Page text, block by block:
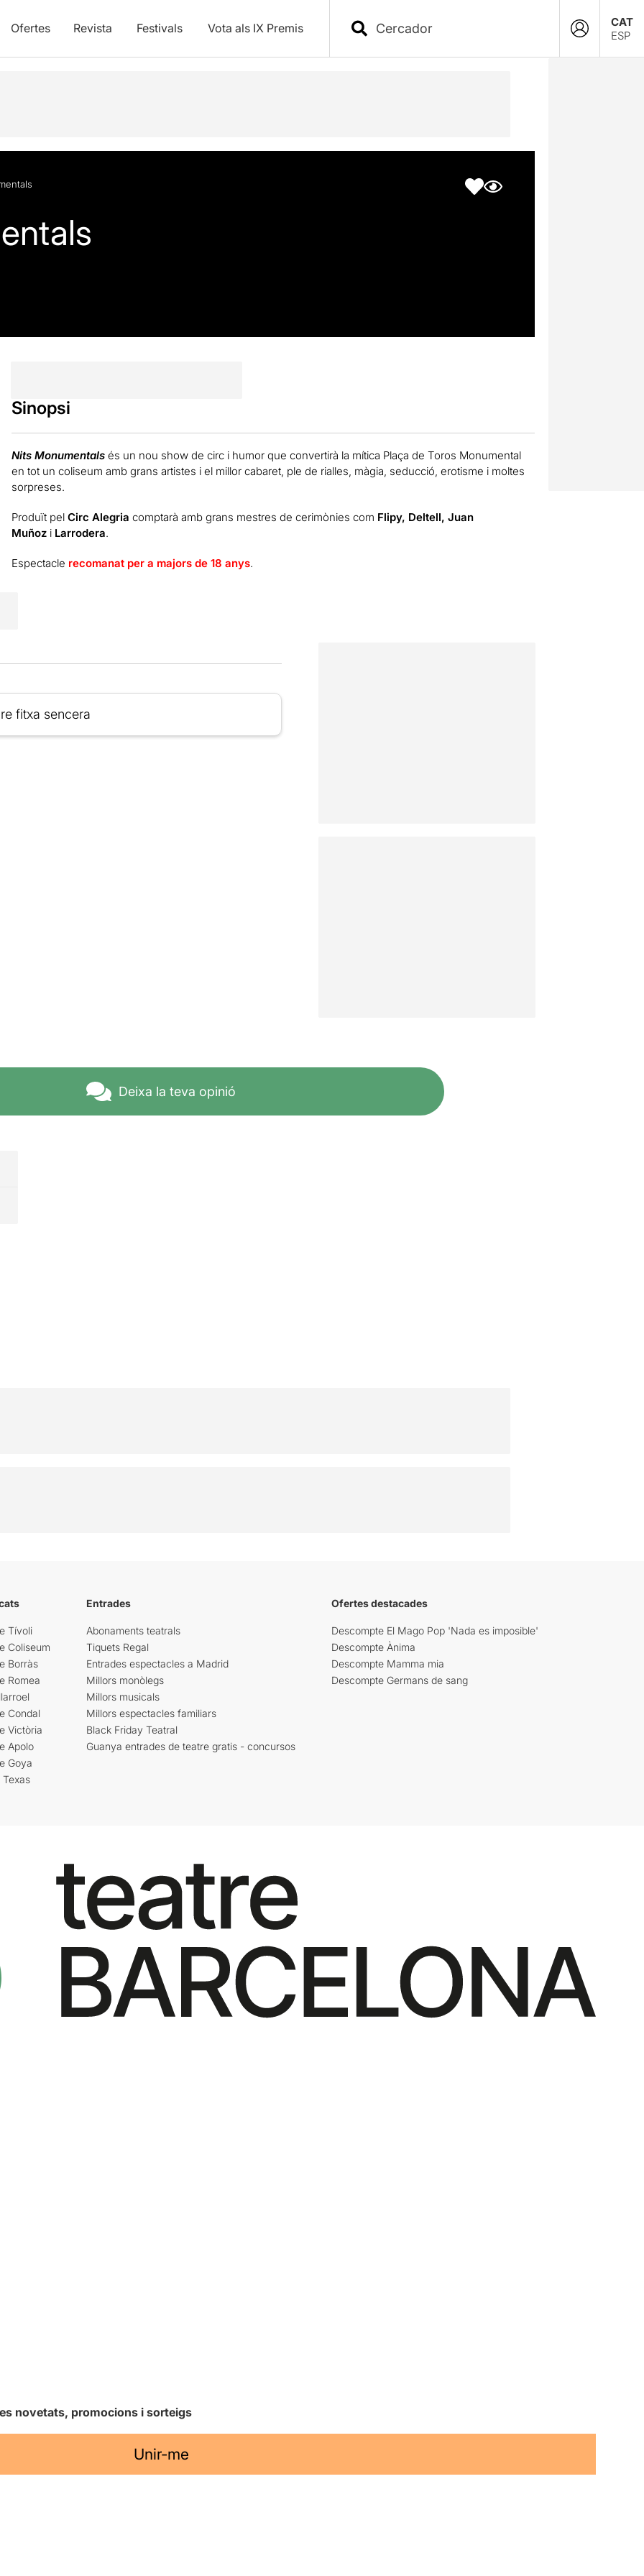
Ofertes Revista Festivals Vota als IX Premis
CAT
ESP
Sinopsi
Nits Monumentals és un nou show de circ i humor que convertirà la mítica Plaça de Toros Monumental
en tot un coliseum amb grans artistes i el millor cabaret, ple de rialles, màgia, seducció, erotisme i moltes
sorpreses.
Produït pel Circ Alegria comptarà amb grans mestres de cerimònies com Flipy, Deltell, Juan
Muñozi Larrodera.
Espectacle recomanat per a majors de 18 anys.
fitxa sencera
Deixa la teva opinió
Tívoli
Coliseum
Borràs
Romea
Condal
Victòria
Apolo
Goya
Texas
Entrades
Abonaments teatrals
Tiquets Regal
Entrades espectacles a Madrid
Millors monòlegs
Millors musicals
Millors espectacles familiars
Black Friday Teatral
Guanya entrades de teatre gratis - concursos
Ofertes destacades
Descompte El Mago Pop 'Nada es imposible'
Descompte Ànima
Descompte Mamma mia
Descompte Germans de sang
novetats, promocions i sorteigs
Unir-me